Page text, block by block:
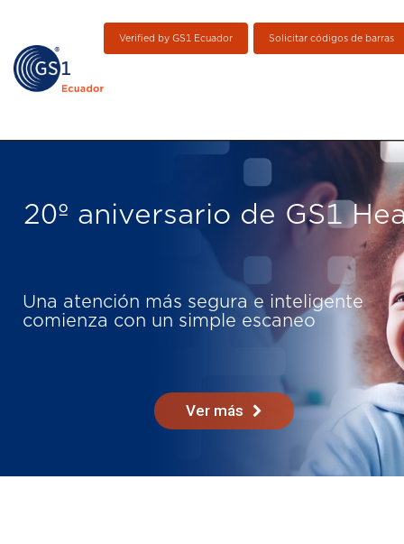
Verified by GS1 Ecuador Solicitar códigos de barras
20º aniversario de GS1
Una atención más segura e inteligente
comienza con un simple escaneo
Ver más